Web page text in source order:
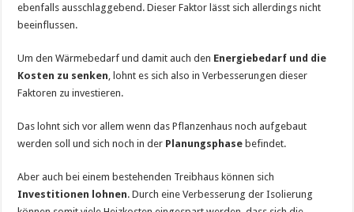
ebenfalls ausschlaggebend. Dieser Faktor lässt sich allerdings nicht
beeinflussen.
Um den Wärmebedarf und damit auch den Energiebedarf und die
Kosten zu senken , lohnt es sich also in Verbesserungen dieser
Faktoren zu investieren.
Das lohnt sich vor allem wenn das Pflanzenhaus noch aufgebaut
werden soll und sich noch in der Planungsphase befindet.
Aber auch bei einem bestehenden Treibhaus können sich
Investitionen lohnen. Durch eine Verbesserung der Isolierung